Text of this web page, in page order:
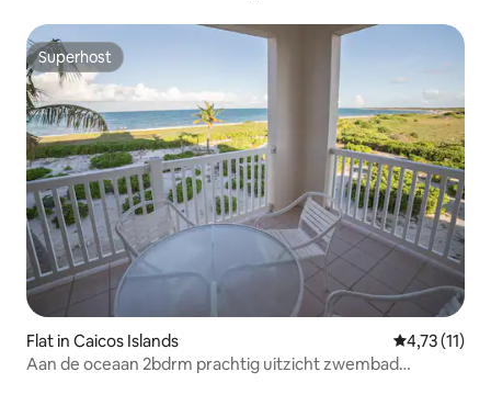
Superhost
Superhost
Flat in Caicos Islands Gemiddelde
4,73 (11)
Aan de oceaan 2bdrm prachtig uitzicht zwembad